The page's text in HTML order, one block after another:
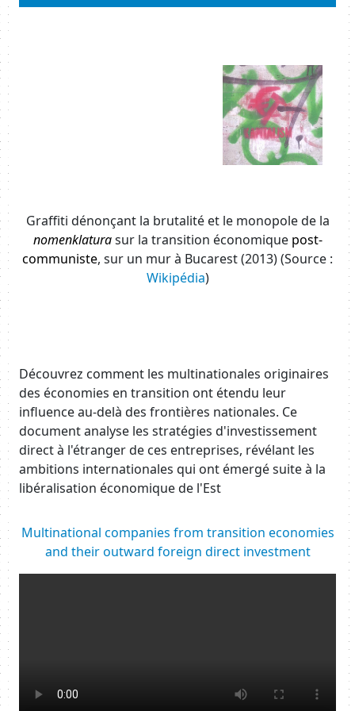
Image
Graffiti dénonçant la brutalité et le monopole de la
nomenklaturasur la transition économique post-
communiste, sur un mur à Bucarest (2013) (Source :
Wikipédia)
Body
Découvrez comment les multinationales originaires
des économies en transition ont étendu leur
influence au-delà des frontières nationales. Ce
document analyse les stratégies d'investissement
direct à l'étranger de ces entreprises, révélant les
ambitions internationales qui ont émergé suite à la
libéralisation économique de l'Est
Body
Multinational companies from transition economies
and their outward foreign direct investment